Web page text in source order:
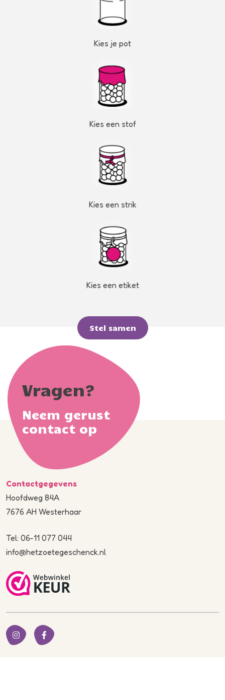
Kies je pot
Kies een stof
Kies een strik
Kies een etiket
Stel samen
Vragen?
Neem gerust
contact op
Contactgegevens
Hoofdweg 84A
7676 AH Westerhaar
Tel: 06-11 077 044
info@hetzoetegeschenck.nl